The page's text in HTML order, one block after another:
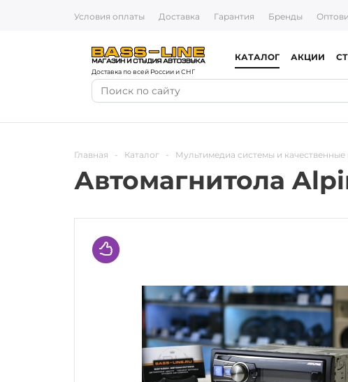
Условия оплаты Доставка Гарантия Бренды
Доставка по всей России и СНГ
КАТАЛОГ АКЦИИ
Главная - Каталог - Мультимедиа системы и качественные
Автомагнитола